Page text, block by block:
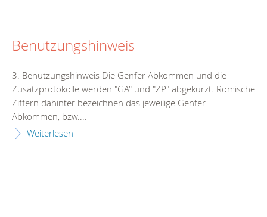
Benutzungshinweis
3. Benutzungshinweis Die Genfer Abkommen und die
Zusatzprotokolle werden "GA" und "ZP" abgekürzt. Römische
Ziffern dahinter bezeichnen das jeweilige Genfer
Abkommen, bzw....
Weiterlesen